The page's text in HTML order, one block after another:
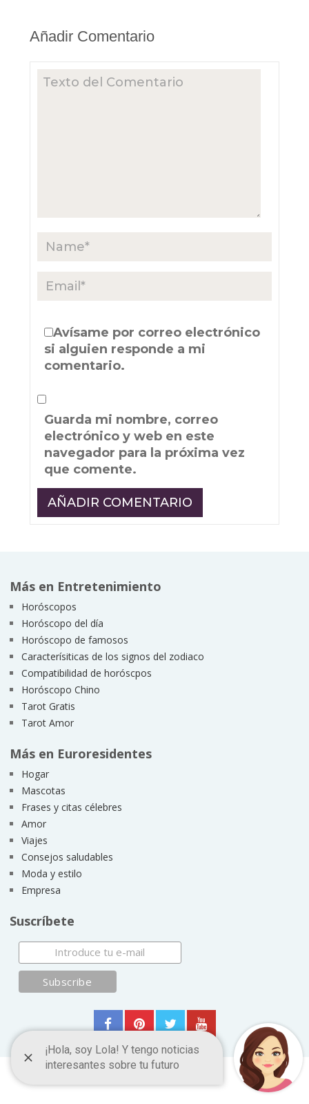
Añadir Comentario
Avísame por correo electrónico
si alguien responde a mi
comentario.
Guarda mi nombre, correo
electrónico y web en este
navegador para la próxima vez
que comente.
Más en Entretenimiento
Horóscopos
Horóscopo del día
Horóscopo de famosos
Caracterísiticas de los signos del zodiaco
Compatibilidad de horóscpos
Horóscopo Chino
Tarot Gratis
Tarot Amor
Más en Euroresidentes
Hogar
Mascotas
Frases y citas célebres
Amor
Viajes
Consejos saludables
Moda y estilo
Empresa
Suscríbete